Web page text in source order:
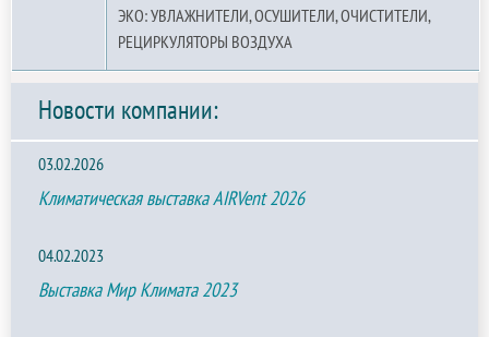
ЭКО: УВЛАЖНИТЕЛИ, ОСУШИТЕЛИ, ОЧИСТИТЕЛИ,
РЕЦИРКУЛЯТОРЫ ВОЗДУХА
Новости компании:
03.02.2026
Климатическая выставка AIRVent 2026
04.02.2023
Выставка Мир Климата 2023